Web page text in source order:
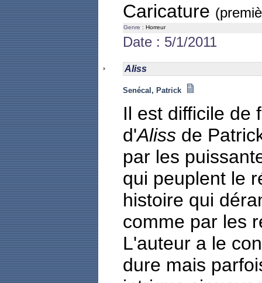
Caricature
Genre : Horreur
Date : 5/1/2011
Aliss
Senécal, Patrick
Il est difficile de
d'Aliss de
par les
qui peuplent le
histoire qui
comme par les
L'auteur a le
dure mais